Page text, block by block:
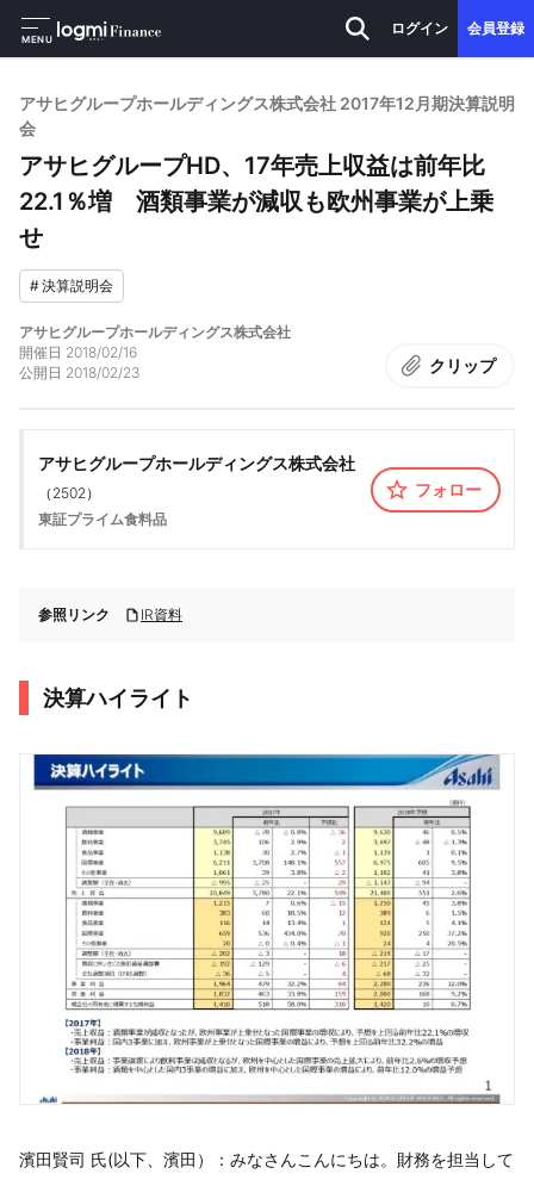
MENU
ログイン 会員登録
アサヒグループホールディングス株式会社 2017年12月期決算説明
会
アサヒグループHD、17年売上収益は前年比
22.1％増 酒類事業が減収も欧州事業が上乗
せ
#決算説明会
アサヒグループホールディングス株式会社
開催日 2018/02/16
公開日 2018/02/23 クリップ
アサヒグループホールディングス株式会社
（ 2502）
東証プライム食料品
フォロー
参照リンク IR資料
決算ハイライト
濱田賢司 氏(以下、濱田）：みなさんこんにちは。財務を担当して